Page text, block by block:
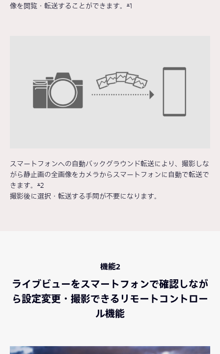
像を閲覧・転送することができます。 *1
スマートフォンへの自動バックグラウンド転送により、撮影しな
がら静止画の全画像をカメラからスマートフォンに自動で転送で
きます。 *2
撮影後に選択・転送する手間が不要になります。
機能2
ライブビューをスマートフォンで確認しなが
ら設定変更・撮影できるリモートコントロー
ル機能